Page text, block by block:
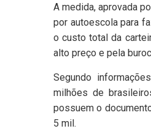
A medida, aprovada
por autoescola para
o custo total da
alto preço e pela
Segundo
milhões de
possuem o
5 mil.